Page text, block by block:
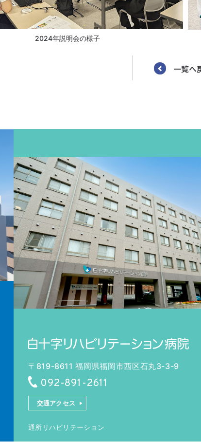
2024年説明会の様子
一覧へ
〒819-8611 福岡県福岡市西区石丸3-3-9
092-891-2611
交通アクセス
通所リハビリテーション